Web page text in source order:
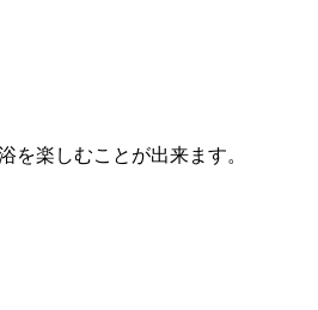
楽しむことが出来ます。